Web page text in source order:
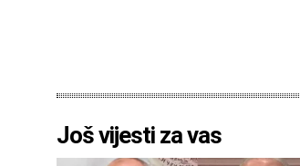
Još vijesti za vas